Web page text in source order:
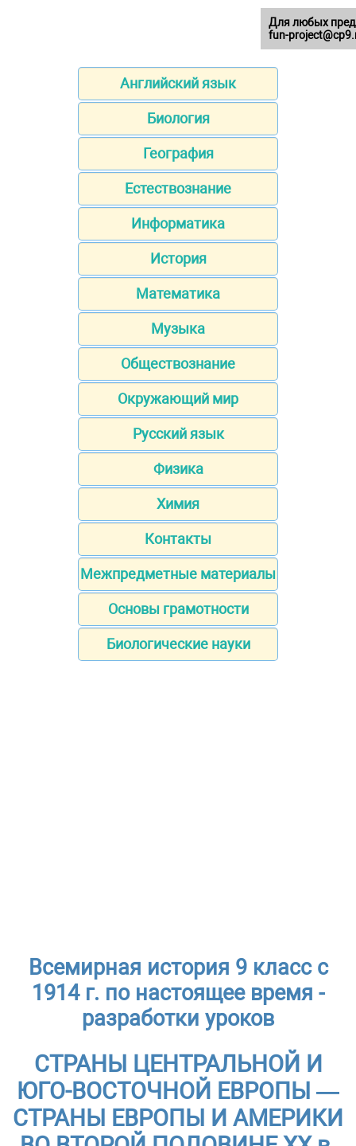
Английский язык
Биология
География
Естествознание
Информатика
История
Математика
Музыка
Обществознание
Окружающий мир
Русский язык
Физика
Химия
Контакты
Межпредметные материалы
Основы грамотности
Биологические науки
Всемирная история 9 класс с
1914 г. по настоящее время -
разработки уроков
СТРАНЫ ЦЕНТРАЛЬНОЙ И
ЮГО-ВОСТОЧНОЙ ЕВРОПЫ —
СТРАНЫ ЕВРОПЫ И АМЕРИКИ
Для любых
fun-